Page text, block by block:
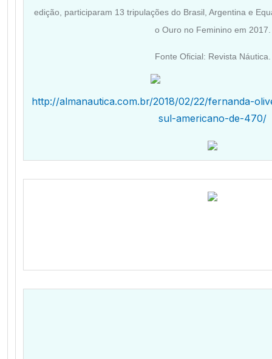
edição, participaram 13 tripulações do Brasil, Argentina e
o Ouro no Feminino em 2017.
Fonte Oficial: Revista Náutica.
http://almanautica.com.br/2018/02/22/fernanda-
sul-americano-de-470/